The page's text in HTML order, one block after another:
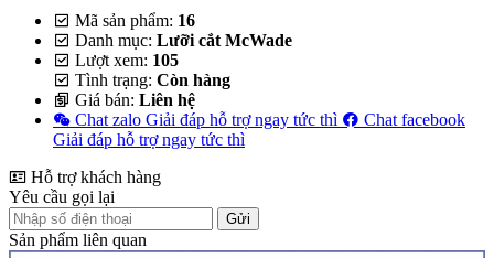
Mã sản phẩm: 16
Danh mục: Lưỡi cắt McWade
Lượt xem: 105
Tình trạng: Còn hàng
Giá bán: Liên hệ
Chat zalo Giải đáp hỗ trợ ngay tức thì
Chat facebook
Giải đáp hỗ trợ ngay tức thì
Hỗ trợ khách hàng
Yêu cầu gọi lại
Gửi
Sản phẩm liên quan